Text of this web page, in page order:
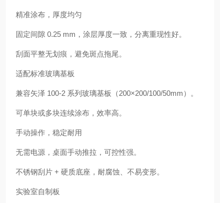
精准涂布，厚度均匀
固定间隙 0.25 mm，涂层厚度一致，分离重现性好。
刮面平整无划痕，避免斑点拖尾。
适配标准玻璃基板
兼容矢泽 100-2 系列玻璃基板（200×200/100/50mm）。
可单块或多块连续涂布，效率高。
手动操作，稳定耐用
无需电源，桌面手动推拉，可控性强。
不锈钢刮片 + 硬质底座，耐腐蚀、不易变形。
实验室自制板